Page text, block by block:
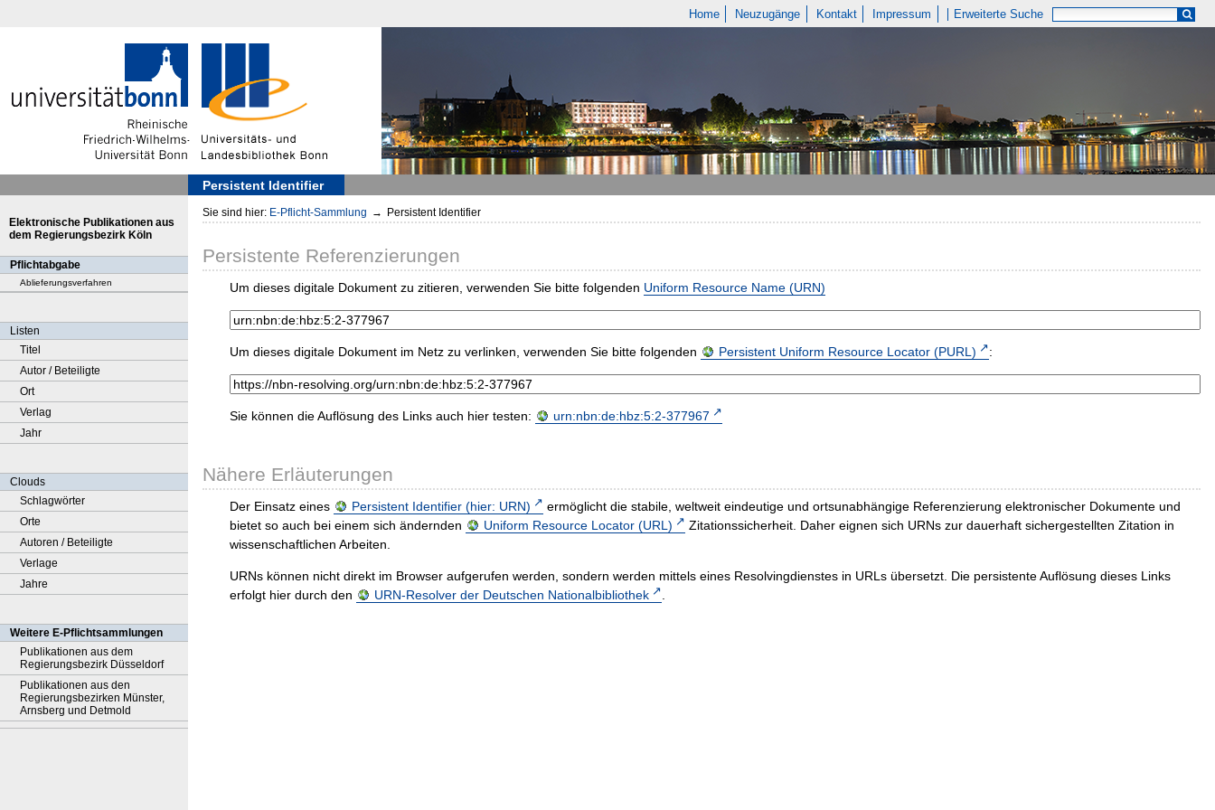
Home Neuzugänge Kontakt Impressum Erweiterte Suche
Persistent Identifier
Elektronische Publikationen aus
dem Regierungsbezirk Köln
Pflichtabgabe
Ablieferungsverfahren
Listen
Titel
Autor / Beteiligte
Ort
Verlag
Jahr
Clouds
Schlagwörter
Orte
Autoren / Beteiligte
Verlage
Jahre
Weitere E-Pflichtsammlungen
Publikationen aus dem
Regierungsbezirk Düsseldorf
Publikationen aus den
Regierungsbezirken Münster,
Arnsberg und Detmold
Sie sind hier: E-Pflicht-Sammlung → Persistent Identifier
Persistente Referenzierungen
Um dieses digitale Dokument zu zitieren, verwenden Sie bitte folgenden Uniform Resource Name (URN)
Um dieses digitale Dokument im Netz zu verlinken, verwenden Sie bitte folgenden Persistent Uniform Resource Locator (PURL) :
Sie können die Auflösung des Links auch hier testen: urn:nbn:de:hbz:5:2-377967
Nähere Erläuterungen
Der Einsatz eines Persistent Identifier (hier: URN)
ermöglicht die stabile, weltweit eindeutige und ortsunabhängige Referenzierung elektronischer Dokumente und
bietet so auch bei einem sich ändernden
Uniform Resource Locator (URL)
Zitationssicherheit. Daher eignen sich URNs zur dauerhaft sichergestellten Zitation in
wissenschaftlichen Arbeiten.
URNs können nicht direkt im Browser aufgerufen werden, sondern werden mittels eines Resolvingdienstes in URLs übersetzt. Die persistente Auflösung dieses Links
erfolgt hier durch den
URN-Resolver der Deutschen Nationalbibliothek .